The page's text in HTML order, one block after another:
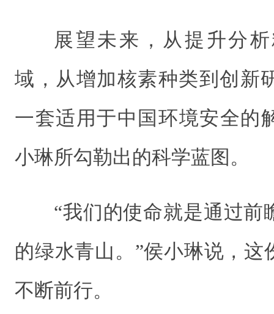
展望未来，从提升分
域，从增加核素种类到创新
一套适用于中国环境安全
小琳所勾勒出的科学蓝图。
“我们的使命就是通过前
的绿水青山。”侯小琳说，这
不断前行。